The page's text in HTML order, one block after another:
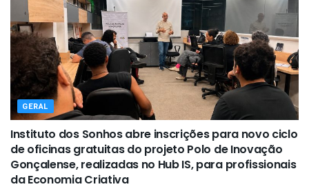
GERAL
Instituto dos Sonhos abre inscrições para novo ciclo
de oficinas gratuitas do projeto Polo de Inovação
Gonçalense, realizadas no Hub IS, para profissionais
da Economia Criativa